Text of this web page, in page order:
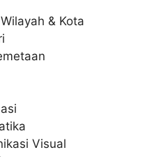
& Kota
Visual